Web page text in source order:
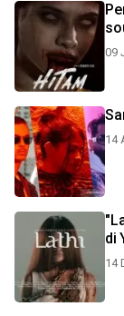
09
14
di
14